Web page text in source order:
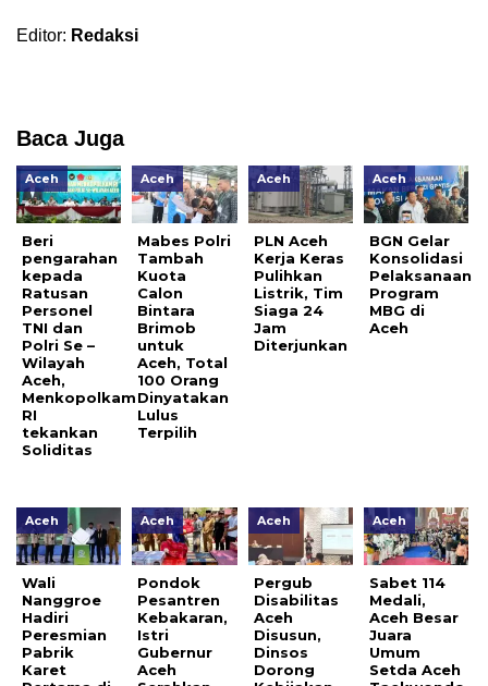
Editor: Redaksi
Baca Juga
Aceh
Beri
pengarahan
kepada
Ratusan
Personel
TNI dan
Polri Se –
Wilayah
Aceh,
Menkopolkam
RI
tekankan
Soliditas
Aceh
Mabes Polri
Tambah
Kuota
Calon
Bintara
Brimob
untuk
Aceh, Total
100 Orang
Dinyatakan
Lulus
Terpilih
Aceh
PLN Aceh
Kerja Keras
Pulihkan
Listrik, Tim
Siaga 24
Jam
Diterjunkan
Aceh
BGN Gelar
Konsolidasi
Pelaksanaan
Program
MBG di
Aceh
Aceh
Wali
Nanggroe
Hadiri
Peresmian
Pabrik
Karet
Aceh
Pondok
Pesantren
Kebakaran,
Istri
Gubernur
Aceh
Aceh
Pergub
Disabilitas
Aceh
Disusun,
Dinsos
Dorong
Aceh
Sabet 114
Medali,
Aceh Besar
Juara
Umum
Setda Aceh